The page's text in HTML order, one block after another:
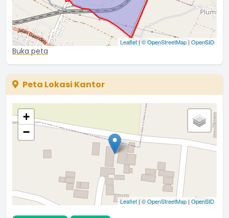
Leaflet|© OpenStreetMap|OpenSID
Buka peta
Peta Lokasi Kantor
+
−
Leaflet | © OpenStreetMap | OpenSID